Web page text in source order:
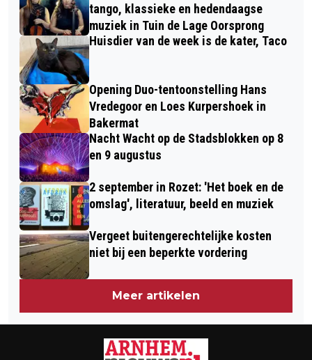
tango, klassieke en hedendaagse
muziek in Tuin de Lage Oorsprong
Huisdier van de week is de kater, Taco
Opening Duo-tentoonstelling Hans
Vredegoor en Loes Kurpershoek in
Bakermat
Nacht Wacht op de Stadsblokken op 8
en 9 augustus
2 september in Rozet: 'Het boek en de
omslag', literatuur, beeld en muziek
Vergeet buitengerechtelijke kosten
niet bij een beperkte vordering
Meer artikelen